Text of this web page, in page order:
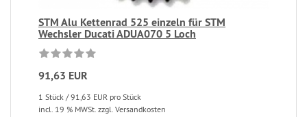
STM Alu Kettenrad 525 einzeln für STM
Wechsler Ducati ADUA070 5 Loch
91,63 EUR
1 Stück / 91,63 EUR pro Stück
incl. 19 % MWSt. zzgl. Versandkosten